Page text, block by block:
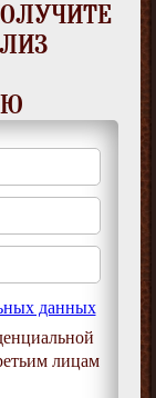
данных
лицам